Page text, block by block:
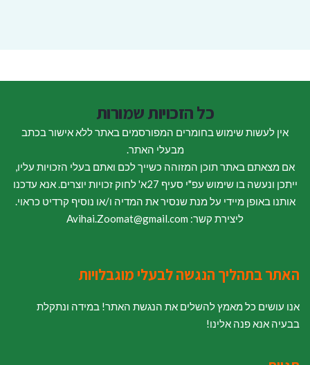
כל הזכויות שמורות
אין לעשות שימוש בחומרים המפורסמים באתר ללא אישור בכתב
מבעלי האתר.
אם מצאתם באתר תוכן המזוהה כשייך לכם ואתם בעלי הזכויות עליו,
ייתכן ונעשה בו שימוש עפ"י סעיף 27א' לחוק זכויות יוצרים. אנא עדכנו
אותנו באופן מיידי על מנת שנסיר את המדיה ו/או נוסיף קרדיט כראוי.
ליצירת קשר: Avihai.Zoomat@gmail.com
האתר בתהליך הנגשה לבעלי מוגבלויות
אנו עושים כל מאמץ להשלים את הנגשת האתר! במידה ונתקלת
בבעיה אנא פנה אלינו!